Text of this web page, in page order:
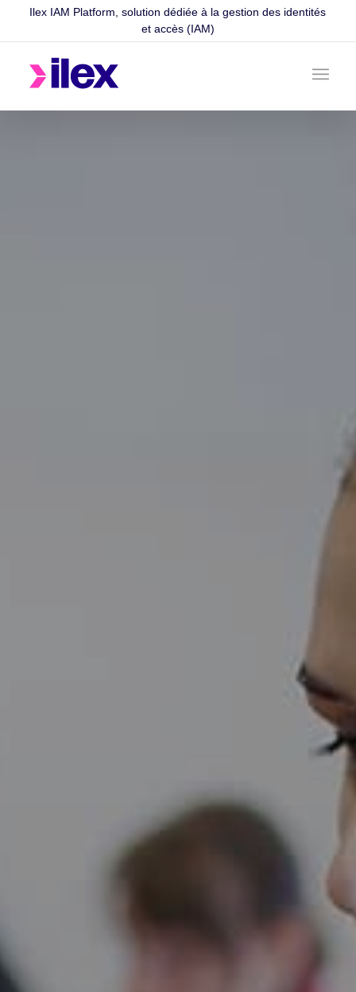
Ilex IAM Platform, solution dédiée à la gestion des identités
et accès (IAM)